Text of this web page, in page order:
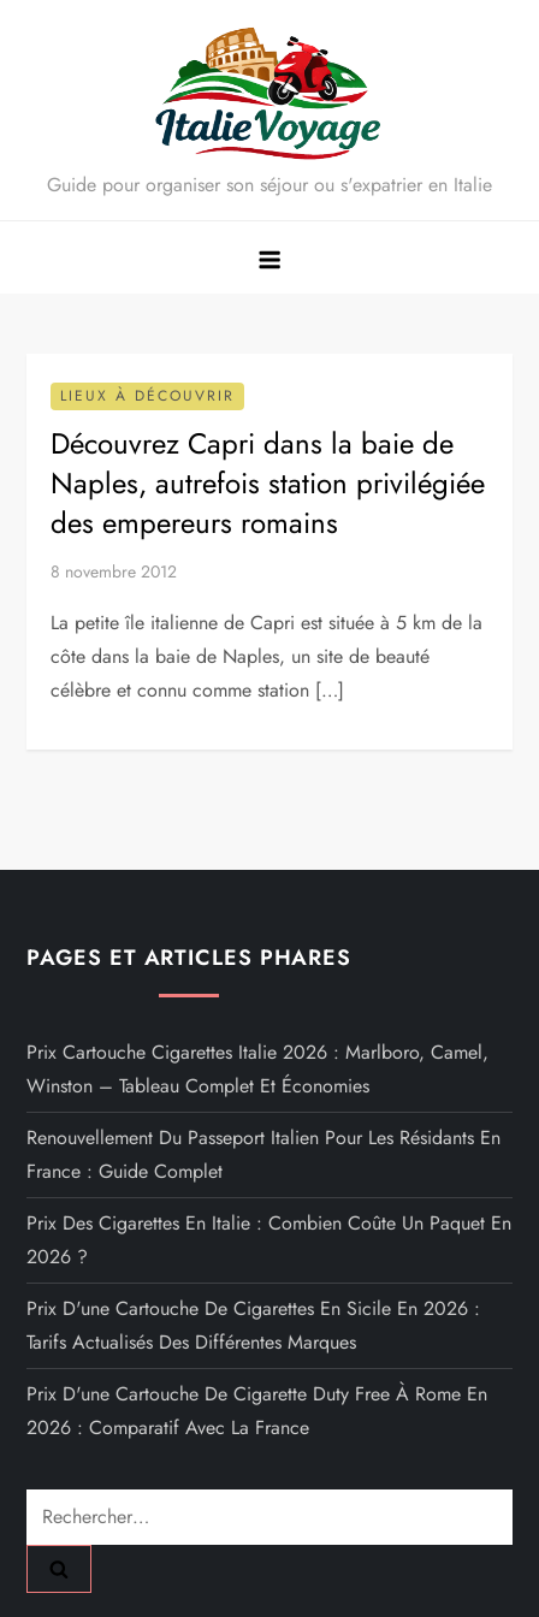
Guide pour organiser son séjour ou s'expatrier en Italie
LIEUX À DÉCOUVRIR
Découvrez Capri dans la baie de
Naples, autrefois station privilégiée
des empereurs romains
8 novembre 2012
La petite île italienne de Capri est située à 5 km de la
côte dans la baie de Naples, un site de beauté
célèbre et connu comme station […]
PAGES ET ARTICLES PHARES
Prix Cartouche Cigarettes Italie 2026 : Marlboro, Camel,
Winston – Tableau Complet Et Économies
Renouvellement Du Passeport Italien Pour Les Résidants En
France : Guide Complet
Prix Des Cigarettes En Italie : Combien Coûte Un Paquet En
2026 ?
Prix D'une Cartouche De Cigarettes En Sicile En 2026 :
Tarifs Actualisés Des Différentes Marques
Prix D'une Cartouche De Cigarette Duty Free À Rome En
2026 : Comparatif Avec La France
Rechercher :